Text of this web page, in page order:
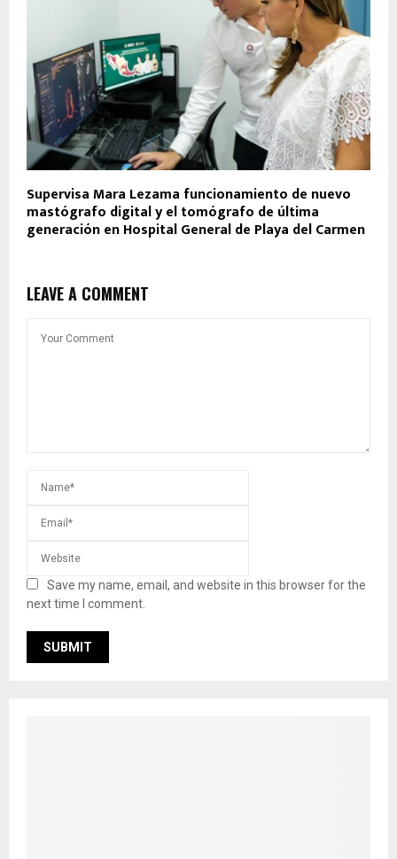
Supervisa Mara Lezama funcionamiento de nuevo
mastógrafo digital y el tomógrafo de última
generación en Hospital General de Playa del Carmen
LEAVE A COMMENT
Save my name, email, and website in this browser for the
next time I comment.